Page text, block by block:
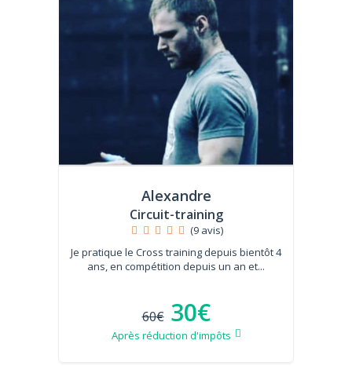
Alexandre
Circuit-training
(9 avis)
Je pratique le Cross training depuis bientôt 4
ans, en compétition depuis un an et...
60€ 30€
Après réduction d'impôts